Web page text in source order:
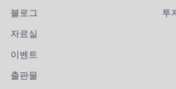
블로그
자료실
이벤트
출판물
투